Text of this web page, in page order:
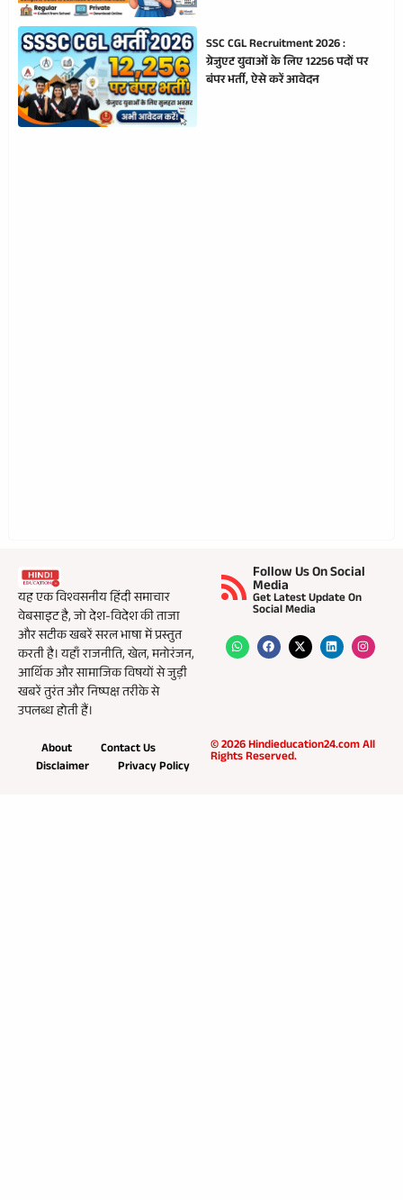
SSC CGL Recruitment 2026 :
ग्रेजुएट युवाओं के लिए 12256 पदों पर
बंपर भर्ती, ऐसे करें आवेदन
यह एक विश्वसनीय हिंदी समाचार
वेबसाइट है, जो देश-विदेश की ताजा
और सटीक खबरें सरल भाषा में प्रस्तुत
करती है। यहाँ राजनीति, खेल, मनोरंजन,
आर्थिक और सामाजिक विषयों से जुड़ी
खबरें तुरंत और निष्पक्ष तरीके से
उपलब्ध होती हैं।
Follow Us On Social
Media
Get Latest Update On
Social Media
About
Contact Us
Disclaimer
Privacy Policy
© 2026 Hindieducation24.com All
Rights Reserved.